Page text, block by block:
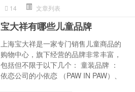
14 文章列表
宝大祥有哪些儿童品牌
上海宝大祥是一家专门销售儿童商品的
购物中心，旗下经营的品牌非常丰富，
包括但不限于以下几个： 童装品牌 ：
依恋公司的小依恋 （PAW IN PAW）、